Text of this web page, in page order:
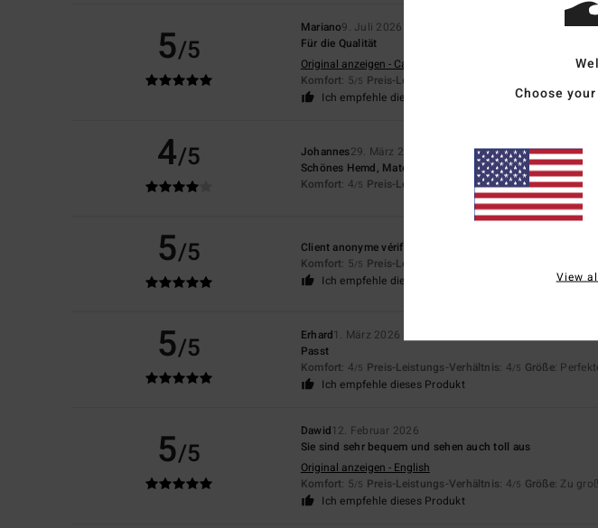
5/5
Mariano9. Juli 2026
Für die Qualität
Original anzeigen - Castellano
Komfort: 5/5 Preis-Leistungs-Verhältnis
Ich empfehle dieses Produkt
4/5 Johannes29. März 2026
Schönes Hemd, Material etwas gewöhnungsbedürftig
Komfort: 4/5 Preis-Leistungs-Verhältnis: 3/5 Größe:
5/5 Client anonyme vérifié
Komfort: 5/5 Preis-Leistungs-Verhältnis
Ich empfehle dieses Produkt
5/5 Erhard1. März 2026
Passt
Komfort: 4/5 Preis-Leistungs-Verhältnis: 4/5 Größe:
Ich empfehle dieses Produkt
5/5
Dawid12. Februar 2026
Sie sind sehr bequem und sehen auch toll aus
Original anzeigen - English
Komfort: 5/5 Preis-Leistungs-Verhältnis: 4/5 Größe: Zu groß
Ich empfehle dieses Produkt
Choose
View